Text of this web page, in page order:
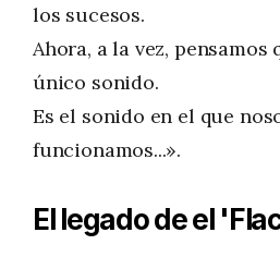
los sucesos.
Ahora, a la vez,
único sonido.
Es el sonido en el que
funcionamos...».
El legado de el